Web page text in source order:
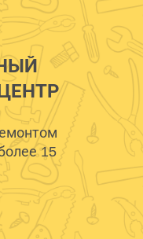
15